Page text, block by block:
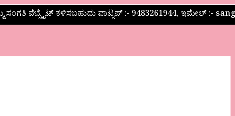
ವೆಬ್ಸೈಟ್ ಕಳಿಸಬಹುದು ವಾಟ್ಸಪ್‌ :- 9483261944, ಇಮೇಲ್ :-